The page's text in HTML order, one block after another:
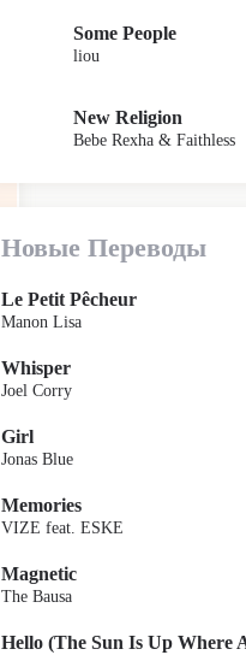
Some People
liou
New Religion
Bebe Rexha & Faithless
Новые Переводы
Le Petit Pêcheur
Manon Lisa
Whisper
Joel Corry
Girl
Jonas Blue
Memories
VIZE feat. ESKE
Magnetic
The Bausa
Hello (The Sun Is Up Where